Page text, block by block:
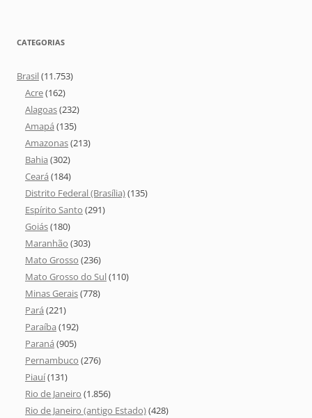
CATEGORIAS
Brasil(11.753)
Acre(162)
Alagoas(232)
Amapá (135)
Amazonas(213)
Bahia (302)
Ceará (184)
Distrito Federal (Brasília)(135)
Espírito Santo (291)
Goiás(180)
Maranhão (303)
Mato Grosso (236)
Mato Grosso do Sul(110)
Minas Gerais(778)
Pará (221)
Paraíba (192)
Paraná (905)
Pernambuco (276)
Piauí(131)
Rio de Janeiro (1.856)
Rio de Janeiro (antigo Estado)(428)